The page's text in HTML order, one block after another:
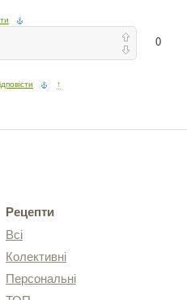
0
↑
Рецепти
Всі
Колективні
Персональні